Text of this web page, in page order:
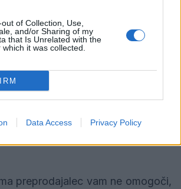
of Collection, Use,
and/or Sharing of my
that Is Unrelated with the
it was collected.
Data Access Privacy Policy
Močno vam priporočamo, da
o prodajalcu in prednikih psa, ki
dobro pozanimate. Če teh
izvedeti je to znak, da nekaj
preprodajalec vam ne omogoči,